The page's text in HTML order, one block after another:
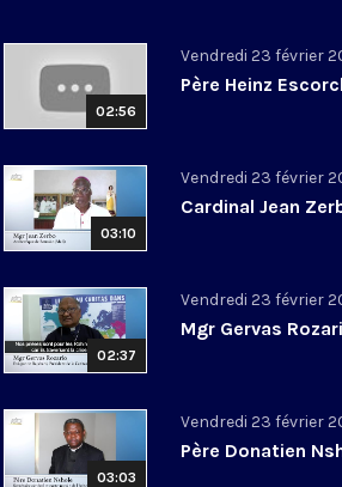
02:56
Vendredi 23 février
Père Heinz
03:10
Vendredi 23 février
Cardinal Jean
02:37
Vendredi 23 février
Mgr Gervas
03:03
Vendredi 23 février
Père Donatien